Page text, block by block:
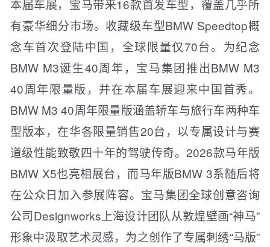
本届车展，宝马带来16款首发车型，覆盖几乎所
有豪华细分市场。收藏级车型BMW Speedtop概
念车首次登陆中国，全球限量仅70台。为纪念
BMW M3诞生40周年，宝马集团推出BMW M3
40周年限量版，并在本届车展迎来中国首秀。
BMW M3 40周年限量版涵盖轿车与旅行车两种车
型版本，在华各限量销售20台，以专属设计与赛
道级性能致敬四十年的驾驶传奇。2026款马年版
BMW X5也亮相展台，而马年版BMW 3系随后将
在公众日加入参展阵容。宝马集团全球创意咨询
公司Designworks上海设计团队从敦煌壁画“神马”
形象中汲取艺术灵感，为之创作了专属刺绣“马版”